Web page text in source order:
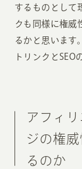
するものとして
クも同様に権威
るかと思います
トリンクとSEO
アフィ
ジの権
るのか